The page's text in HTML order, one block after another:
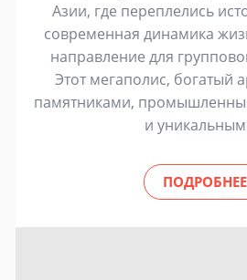
Азии, где переплелись
современная динамика
направление для
Этот мегаполис, богатый
памятниками,
и
ПОДРОБНЕЕ